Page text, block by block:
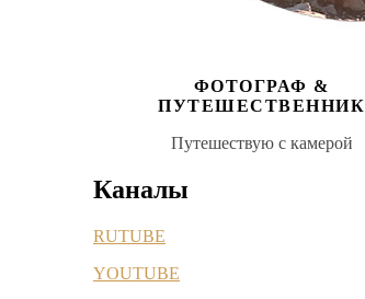
ФОТОГРАФ &
ПУТЕШЕСТВЕННИК
Путешествую с камерой
Каналы
RUTUBE
YOUTUBE